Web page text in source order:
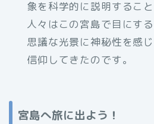
象を科学的に説明するこ
人々はこの宮島で目にす
思議な光景に神秘性を感
信仰してきたのです。
宮島へ旅に出よう！